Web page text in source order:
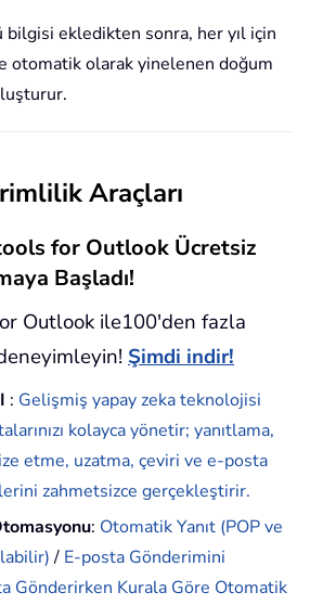
bilgisi ekledikten sonra, her yıl için
otomatik olarak yinelenen doğum
Araçları
for Outlook Ücretsiz
Başladı!
Outlook ile100'den fazla
Şimdi indir!
: Gelişmiş yapay zeka teknolojisi
kolayca yönetir; yanıtlama,
etme, uzatma, çeviri ve e-posta
zahmetsizce gerçekleştirir.
: Otomatik Yanıt (POP ve
/ E-posta Gönderimini
Gönderirken Kurala Göre Otomatik